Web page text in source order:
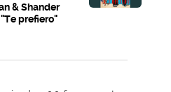
& Shander
prefiero"